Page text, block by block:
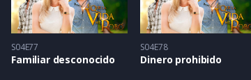
S04E77
Familiar desconocido
S04E78
Dinero prohibido